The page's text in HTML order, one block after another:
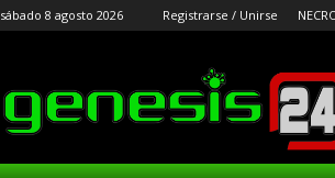
sábado 8 agosto 2026 Registrarse / Unirse